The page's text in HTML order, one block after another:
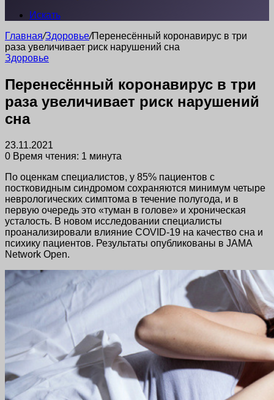
Искать
Главная/Здоровье/Перенесённый коронавирус в три
раза увеличивает риск нарушений сна
Здоровье
Перенесённый коронавирус в три
раза увеличивает риск нарушений
сна
23.11.2021
0 Время чтения: 1 минута
По оценкам специалистов, у 85% пациентов с
постковидным синдромом сохраняются минимум четыре
неврологических симптома в течение полугода, и в
первую очередь это «туман в голове» и хроническая
усталость. В новом исследовании специалисты
проанализировали влияние COVID-19 на качество сна и
психику пациентов. Результаты опубликованы в JAMA
Network Open.